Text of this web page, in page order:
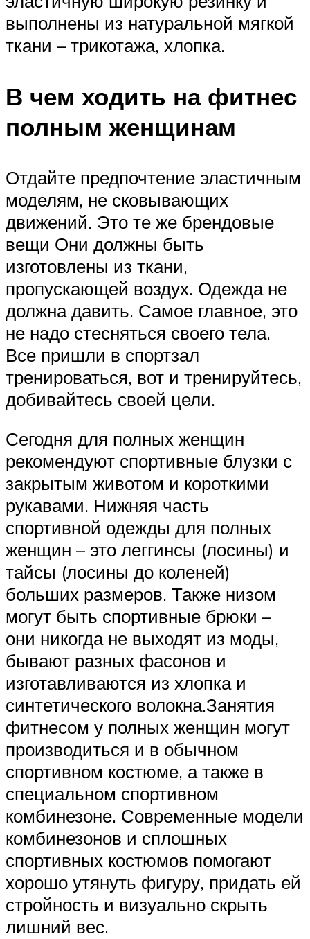
выполнены из натуральной мягкой
ткани – трикотажа, хлопка.
В чем ходить на фитнес
полным женщинам
Отдайте предпочтение эластичным
моделям, не сковывающих
движений. Это те же брендовые
вещи Они должны быть
изготовлены из ткани,
пропускающей воздух. Одежда не
должна давить. Самое главное, это
не надо стесняться своего тела.
Все пришли в спортзал
тренироваться, вот и тренируйтесь,
добивайтесь своей цели.
Сегодня для полных женщин
рекомендуют спортивные блузки с
закрытым животом и короткими
рукавами. Нижняя часть
спортивной одежды для полных
женщин – это леггинсы (лосины) и
тайсы (лосины до коленей)
больших размеров. Также низом
могут быть спортивные брюки –
они никогда не выходят из моды,
бывают разных фасонов и
изготавливаются из хлопка и
синтетического волокна.Занятия
фитнесом у полных женщин могут
производиться и в обычном
спортивном костюме, а также в
специальном спортивном
комбинезоне. Современные модели
комбинезонов и сплошных
спортивных костюмов помогают
хорошо утянуть фигуру, придать ей
стройность и визуально скрыть
лишний вес.